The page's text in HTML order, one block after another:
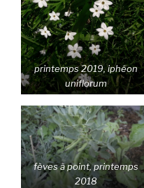
printemps 2019, iphéon
uniflorum
fèves à point, printemps
2018